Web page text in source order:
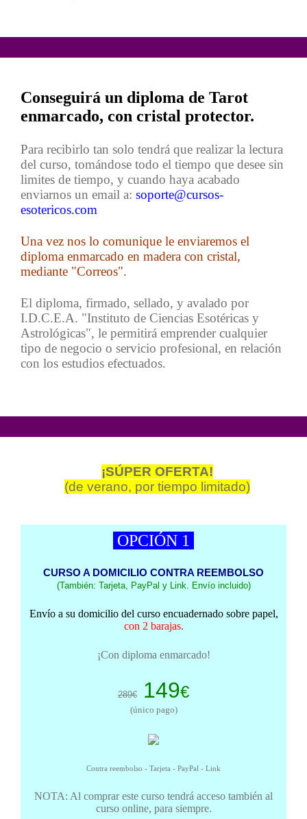
Conseguirá un diploma de Tarot
enmarcado, con cristal protector.
Para recibirlo tan solo tendrá que realizar la lectura
del curso, tomándose todo el tiempo que desee sin
limites de tiempo, y cuando haya acabado
enviarnos un email a: soporte@cursos-
esotericos.com
Una vez nos lo comunique le enviaremos el
diploma enmarcado en madera con cristal,
mediante "Correos".
El diploma, firmado, sellado, y avalado por
I.D.C.E.A. "Instituto de Ciencias Esotéricas y
Astrológicas", le permitirá emprender cualquier
tipo de negocio o servicio profesional, en relación
con los estudios efectuados.
¡SÚPER OFERTA!
(de verano, por tiempo limitado)
OPCIÓN 1
CURSO A DOMICILIO CONTRA REEMBOLSO
(También: Tarjeta, PayPal y Link. Envío incluido)
Envío a su domicilio del curso encuadernado sobre papel,
con 2 barajas.
¡Con diploma enmarcado!
289€ 149€
(único pago)
Contra reembolso - Tarjeta - PayPal - Link
NOTA: Al comprar este curso tendrá acceso también al
curso online, para siempre.